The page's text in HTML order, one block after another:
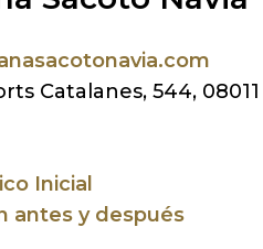
Catalanes, 544,
Inicial
antes y después